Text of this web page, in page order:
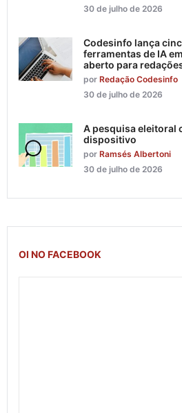
30 de julho de 2026
Codesinfo lança
ferramentas de IA
aberto para
por Redação Codesinfo
30 de julho de 2026
A pesquisa eleitoral
dispositivo
por Ramsés Albertoni
30 de julho de 2026
OI NO FACEBOOK